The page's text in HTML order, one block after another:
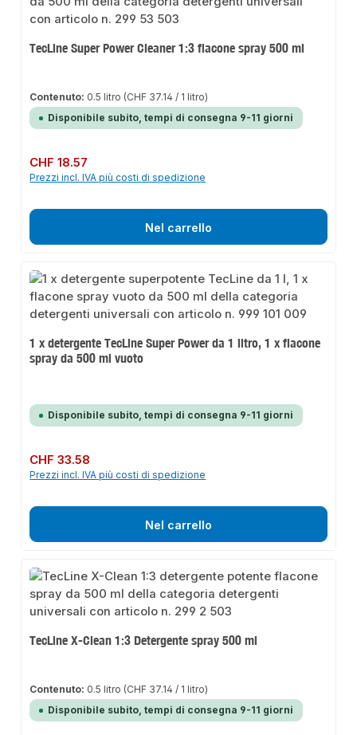
TecLine Super Power Cleaner 1:3 flacone spray 500 ml
Contenuto: 0.5 litro (CHF 37.14 / 1 litro)
Disponibile subito, tempi di consegna 9-11 giorni
Prezzo normale:
CHF 18.57
Prezzi incl. IVA più costi di spedizione
Nel carrello
1 x detergente TecLine Super Power da 1 litro, 1 x flacone
spray da 500 ml vuoto
Disponibile subito, tempi di consegna 9-11 giorni
Prezzo normale:
CHF 33.58
Prezzi incl. IVA più costi di spedizione
Nel carrello
TecLine X-Clean 1:3 Detergente spray 500 ml
Contenuto: 0.5 litro (CHF 37.14 / 1 litro)
Disponibile subito, tempi di consegna 9-11 giorni